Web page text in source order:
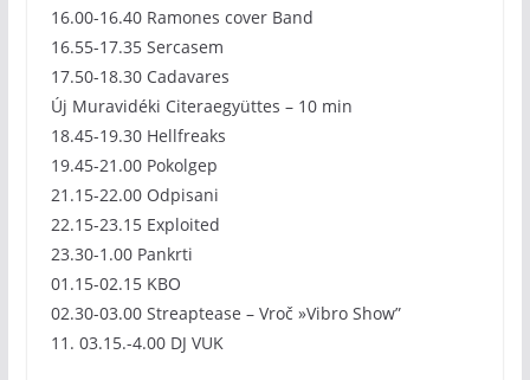
16.00-16.40 Ramones cover Band
16.55-17.35 Sercasem
17.50-18.30 Cadavares
Új Muravidéki Citeraegyüttes – 10 min
18.45-19.30 Hellfreaks
19.45-21.00 Pokolgep
21.15-22.00 Odpisani
22.15-23.15 Exploited
23.30-1.00 Pankrti
01.15-02.15 KBO
02.30-03.00 Streaptease – Vroč »Vibro Show”
11. 03.15.-4.00 DJ VUK